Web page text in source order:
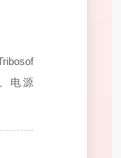
电源